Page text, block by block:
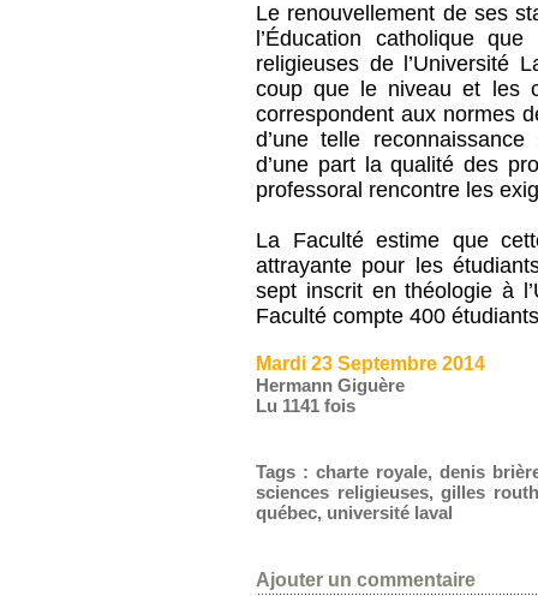
Le renouvellement de ses
l’Éducation catholique
religieuses de l’Université
coup que le niveau et les
correspondent aux normes
d’une telle
d’une part la qualité des
professoral rencontre les
La Faculté estime que
attrayante pour les
sept inscrit en théologie à
Faculté compte 400
Mardi 23 Septembre 2014
Hermann Giguère
Lu 1141 fois
Tags :charte royale,denis
sciences religieuses,gilles
québec, université laval
Ajouter un commentaire